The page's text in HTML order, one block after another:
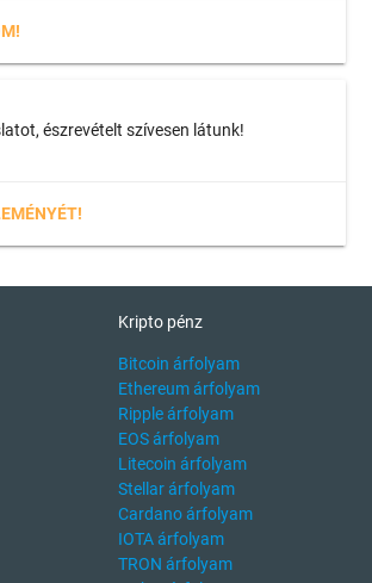
észrevételt szívesen látunk!
Kripto pénz
Bitcoin árfolyam
Ethereum árfolyam
Ripple árfolyam
EOS árfolyam
Litecoin árfolyam
Stellar árfolyam
Cardano árfolyam
IOTA árfolyam
TRON árfolyam